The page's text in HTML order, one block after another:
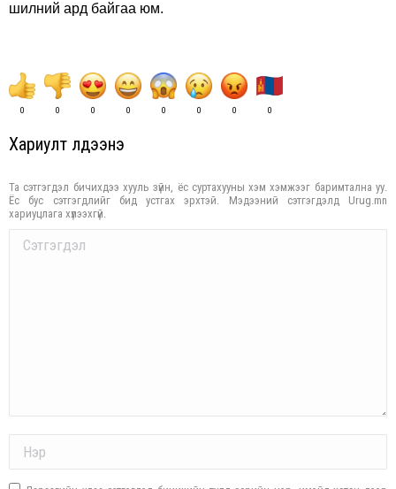
шилний ард байгаа юм.
0 0 0 0 0 0 0 0
Хариулт үлдээнэ үү
Та сэтгэгдэл бичихдээ хууль зүйн, ёс суртахууны хэм хэмжээг баримтална уу.
Ёс бус сэтгэгдлийг бид устгах эрхтэй. Мэдээний сэтгэгдэлд Urug.mn
хариуцлага хүлээхгүй.
Comment